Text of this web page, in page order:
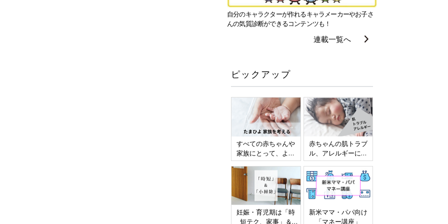
自分のキャラクターが作れるキャラメーカーやお子さ
んの気質診断ができるコンテンツも！
連載一覧へ
ピックアップ
すべての赤ちゃんや
家族にとって、より
よい社会・環境とな
ることをめざしてさ
まざまな課題を取材
し、発信していきま
す
赤ちゃんの肌トラブ
ル、アレルギーにつ
いて
妊娠・育児期は「時
短テク、家事」＆
新米ママ・パパ向け
「マネー講座」